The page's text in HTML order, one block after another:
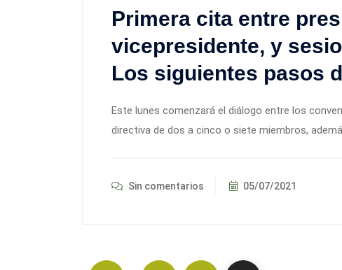
Primera cita entre
vicepresidente, y
Los siguientes pasos
Este lunes comenzará el diálogo entre los
directiva de dos a cinco o siete miembros,
Sin comentarios 05/07/2021